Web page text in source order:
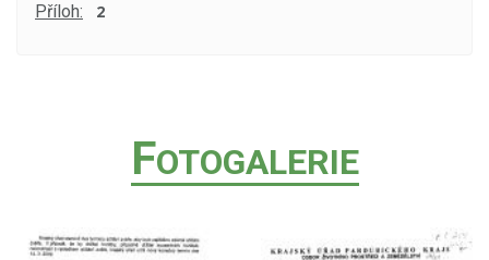
Příloh: 2
FOTOGALERIE